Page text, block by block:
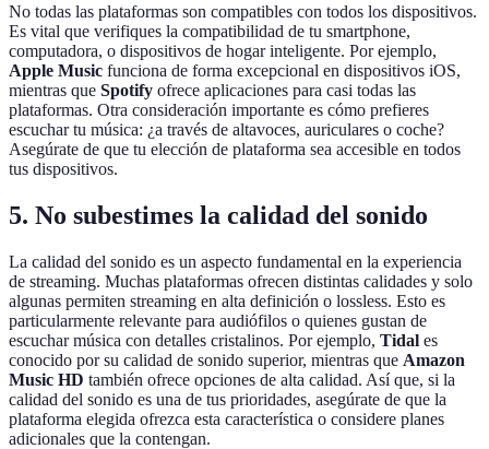
No todas las plataformas son compatibles con todos los dispositivos.
Es vital que verifiques la compatibilidad de tu smartphone,
computadora, o dispositivos de hogar inteligente. Por ejemplo,
Apple Music funciona de forma excepcional en dispositivos iOS,
mientras que Spotify ofrece aplicaciones para casi todas las
plataformas. Otra consideración importante es cómo prefieres
escuchar tu música: ¿a través de altavoces, auriculares o coche?
Asegúrate de que tu elección de plataforma sea accesible en todos
tus dispositivos.
5. No subestimes la calidad del sonido
La calidad del sonido es un aspecto fundamental en la experiencia
de streaming. Muchas plataformas ofrecen distintas calidades y solo
algunas permiten streaming en alta definición o lossless. Esto es
particularmente relevante para audiófilos o quienes gustan de
escuchar música con detalles cristalinos. Por ejemplo, Tidal es
conocido por su calidad de sonido superior, mientras que Amazon
Music HD también ofrece opciones de alta calidad. Así que, si la
calidad del sonido es una de tus prioridades, asegúrate de que la
plataforma elegida ofrezca esta característica o considere planes
adicionales que la contengan.